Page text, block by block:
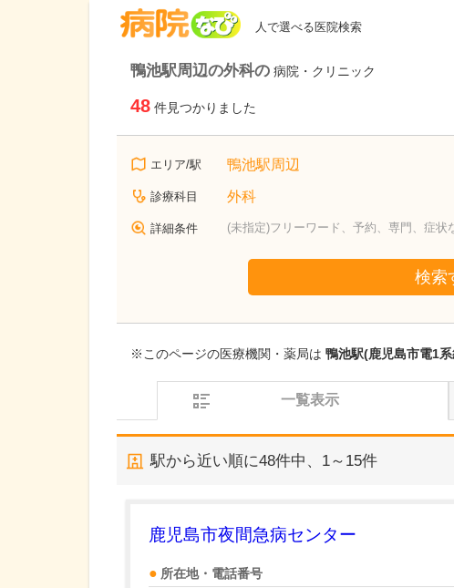
人で選べる医院検索
鴨池駅周辺の外科の 病院・クリニック
48 件見つかりました
エリア/駅 鴨池駅周辺
診療科目 外科
詳細条件 (未指定)フリーワード、予約、専門、症状
検索
※このページの医療機関・薬局は 鴨池駅(鹿児島市電1系
一覧表示
駅から近い順に48件中、 1～15件
鹿児島市夜間急病センター
所在地・電話番号